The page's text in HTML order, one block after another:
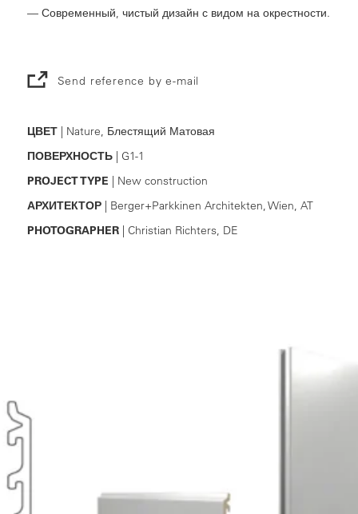
— Современный, чистый дизайн с видом на окрестности.
Send reference by e-mail
ЦВЕТ| Nature, Блестящий Матовая
ПОВЕРХНОСТЬ| G1-1
PROJECT TYPE | New construction
АРХИТЕКТОР| Berger+Parkkinen Architekten, Wien, AT
PHOTOGRAPHER| Christian Richters, DE